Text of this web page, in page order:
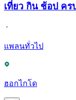
เที่ยว กิน ช้อป คร
แพลนทั่วไป
ฮอกไกโด